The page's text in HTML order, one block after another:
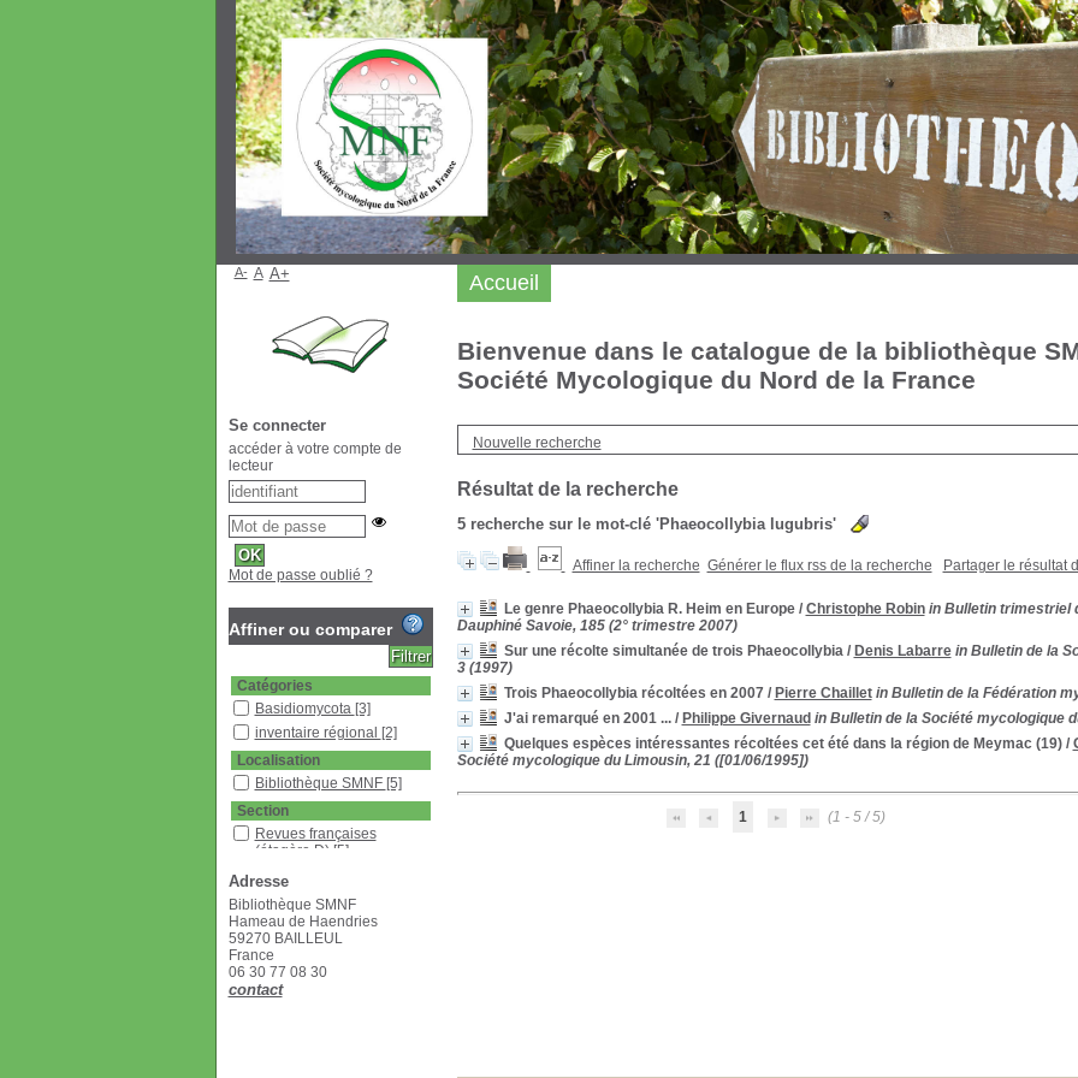
Bienvenue dans le catalogue de la bibliothèque
Société Mycologique du Nord de la France
Nouvelle recherche
Résultat de la recherche
5recherche sur le mot-clé 'Phaeocollybia lugubris'
Affiner la recherche Générer le flux rss de la recherche Partager le résultat
Le genre Phaeocollybia R. Heim en Europe/ Christophe Robin in Bulletin trimestriel
Dauphiné Savoie, 185 (2° trimestre 2007)
Sur une récolte simultanée de trois Phaeocollybia/ Denis Labarre in Bulletin de la
3 (1997)
Trois Phaeocollybia récoltées en 2007/ Pierre Chaillet in Bulletin de la Fédération
J'ai remarqué en 2001 .../ Philippe Givernaud in Bulletin de la Société mycologique
Quelques espèces intéressantes récoltées cet été dans la région de Meymac (19)/
Société mycologique du Limousin, 21 ([01/06/1995])
1 (1 - 5 / 5)
Accueil
A- A A+
Se connecter
accéder à votre compte de
lecteur
Mot de passe oublié ?
Affiner ou comparer
Catégories
Basidiomycota [3]
inventaire régional [2]
Localisation
Bibliothèque SMNF [5]
Section
Revues françaises
(étagère D) [5]
Adresse
Bibliothèque SMNF
Hameau de Haendries
59270 BAILLEUL
France
06 30 77 08 30
contact